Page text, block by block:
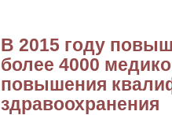
В 2015 году
более 4000
повышения
здравоохранения